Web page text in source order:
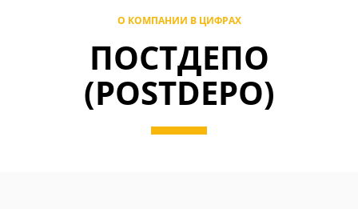
О КОМПАНИИ В ЦИФРАХ
ПОСТДЕПО
(POSTDEPO)